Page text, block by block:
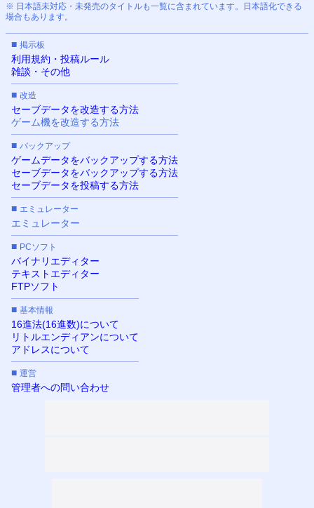
※ 日本語未対応・未発売のタイトルも一覧に含まれています。日本語化できる
場合もあります。
■ 掲示板
利用規約・投稿ルール
雑談・その他
■ 改造
セーブデータを改造する方法
ゲーム機を改造する方法
■ バックアップ
ゲームデータをバックアップする方法
セーブデータをバックアップする方法
セーブデータを投稿する方法
■ エミュレーター
エミュレーター
■ PCソフト
バイナリエディター
テキストエディター
FTPソフト
■ 基本情報
16進法(16進数)について
リトルエンディアンについて
アドレスについて
■ 運営
管理者への問い合わせ